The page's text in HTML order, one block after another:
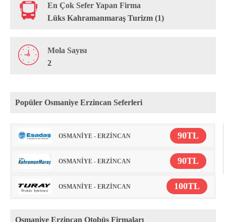
En Çok Sefer Yapan Firma
Lüks Kahramanmaraş Turizm (1)
Mola Sayısı
2
Popüler Osmaniye Erzincan Seferleri
OSMANİYE - ERZİNCAN 90TL
OSMANİYE - ERZİNCAN 90TL
OSMANİYE - ERZİNCAN 100TL
Osmaniye Erzincan Otobüs Firmaları